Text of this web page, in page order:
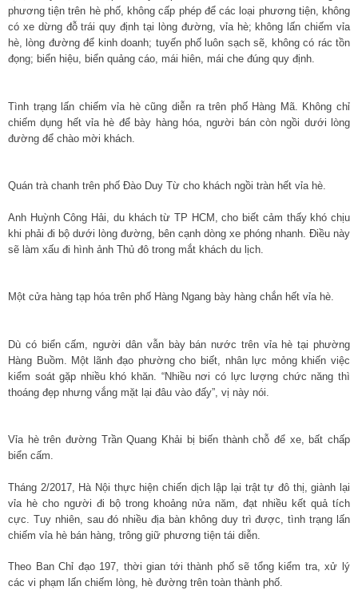
phương tiện trên hè phố, không cấp phép để các loại phương tiện, không
có xe dừng đỗ trái quy định tại lòng đường, vỉa hè; không lấn chiếm vỉa
hè, lòng đường để kinh doanh; tuyến phố luôn sạch sẽ, không có rác tồn
đọng; biển hiệu, biển quảng cáo, mái hiên, mái che đúng quy định.
Tình trạng lấn chiếm vỉa hè cũng diễn ra trên phố Hàng Mã. Không chỉ
chiếm dụng hết vỉa hè để bày hàng hóa, người bán còn ngồi dưới lòng
đường để chào mời khách.
Quán trà chanh trên phố Đào Duy Từ cho khách ngồi tràn hết vỉa hè.
Anh Huỳnh Công Hải, du khách từ TP HCM, cho biết cảm thấy khó chịu
khi phải đi bộ dưới lòng đường, bên cạnh dòng xe phóng nhanh. Điều này
sẽ làm xấu đi hình ảnh Thủ đô trong mắt khách du lịch.
Một cửa hàng tạp hóa trên phố Hàng Ngang bày hàng chắn hết vỉa hè.
Dù có biển cấm, người dân vẫn bày bán nước trên vỉa hè tại phường
Hàng Buồm. Một lãnh đạo phường cho biết, nhân lực mỏng khiến việc
kiểm soát gặp nhiều khó khăn. “Nhiều nơi có lực lượng chức năng thì
thoáng đẹp nhưng vắng mặt lại đâu vào đấy”, vị này nói.
Vỉa hè trên đường Trần Quang Khải bị biến thành chỗ để xe, bất chấp
biển cấm.
Tháng 2/2017, Hà Nội thực hiện chiến dịch lập lại trật tự đô thị, giành lại
vỉa hè cho người đi bộ trong khoảng nửa năm, đạt nhiều kết quả tích
cực. Tuy nhiên, sau đó nhiều địa bàn không duy trì được, tình trạng lấn
chiếm vỉa hè bán hàng, trông giữ phương tiện tái diễn.
Theo Ban Chỉ đạo 197, thời gian tới thành phố sẽ tổng kiểm tra, xử lý
các vi phạm lấn chiếm lòng, hè đường trên toàn thành phố.